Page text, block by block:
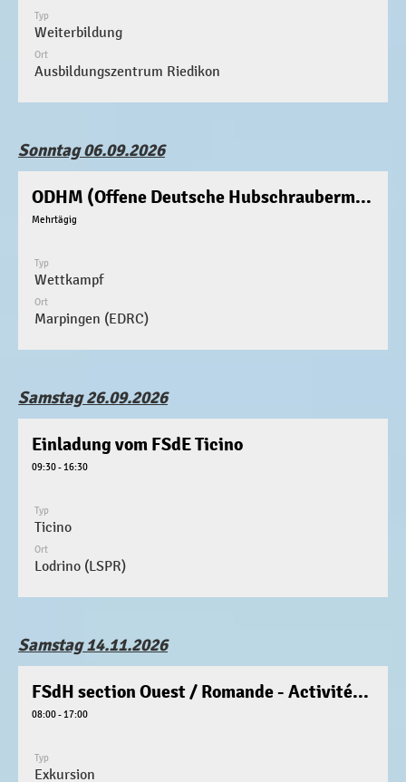
Typ
Weiterbildung
Ort
Ausbildungszentrum Riedikon
Sonntag 06.09.2026
ODHM (Offene Deutsche Hubschraubermeisterschaft)
Mehrtägig
Typ
Wettkampf
Ort
Marpingen (EDRC)
Samstag 26.09.2026
Einladung vom FSdE Ticino
09:30 - 16:30
Typ
Ticino
Ort
Lodrino (LSPR)
Samstag 14.11.2026
FSdH section Ouest / Romande - Activitée (Save the date)
08:00 - 17:00
Typ
Exkursion